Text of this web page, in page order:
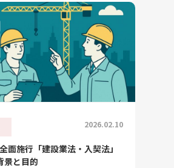
2026.02.10
面施行「建設業法・入契法」
景と目的